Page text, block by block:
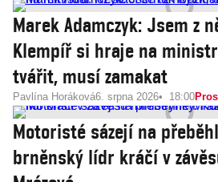
Marek Adamczyk: Jsem z
Klempíř si hraje na
tvářit, musí zamakat
Pavlína Horáková6. srpna 2026 18:00
Motoristé sázejí na
brněnský lídr kráčí v